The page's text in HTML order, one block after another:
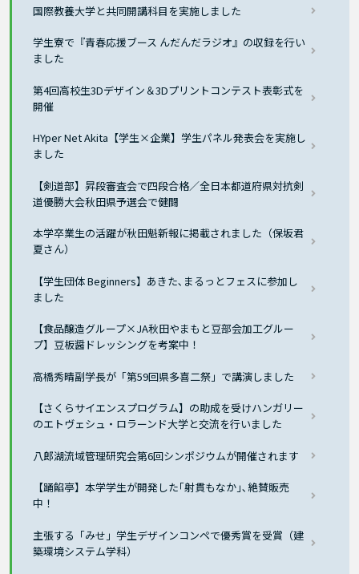
国際教養大学と共同開講科目を実施しました
学生寮で『青春応援ブース んだんだラジオ』の収録を行い
ました
第4回高校生3Dデザイン＆3Dプリントコンテスト表彰式を
開催
HYper Net Akita【学生×企業】学生パネル発表会を実施し
ました
【剣道部】昇段審査会で四段合格／全日本都道府県対抗剣
道優勝大会秋田県予選会で健闘
本学卒業生の活躍が秋田魁新報に掲載されました（保坂君
夏さん）
【学生団体 Beginners】あきた､まるっとフェスに参加し
ました
【食品醸造グループ×JA秋田やまもと豆部会加工グルー
プ】豆板醤ドレッシングを考案中！
高橋秀晴副学長が「第59回県多喜二祭」で講演しました
【さくらサイエンスプログラム】の助成を受けハンガリー
のエトヴェシュ・ロラーンド大学と交流を行いました
八郎湖流域管理研究会第6回シンポジウムが開催されます
【踊餡亭】本学学生が開発した｢射貫もなか｣､絶賛販売
中！
主張する「みせ」学生デザインコンペで優秀賞を受賞（建
築環境システム学科）